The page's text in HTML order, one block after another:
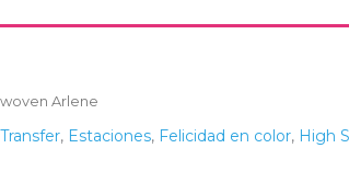
Arlene
, Estaciones, Felicidad en color, High